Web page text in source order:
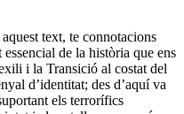
text, te connotacions
de la història que ens
i la Transició al costat del
d’identitat; des d’aquí va
els terrorífics